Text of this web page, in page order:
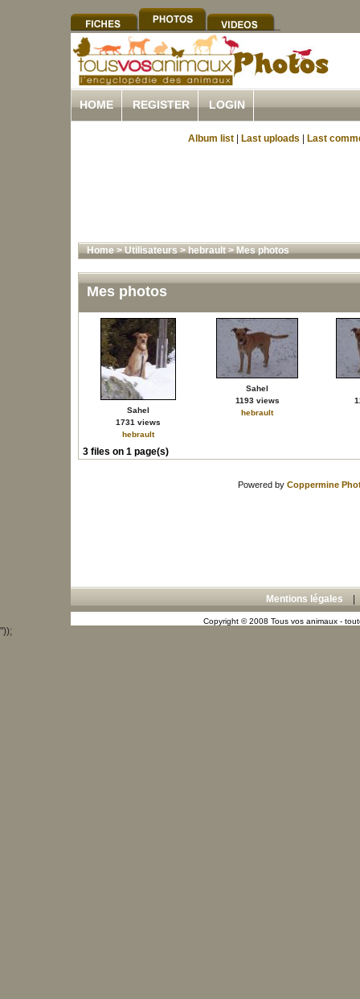
HOME REGISTER LOGIN
Album list Last uploads Last
Home>Utilisateurs>hebrault>Mes photos
Mes photos
Sahel
1731 views
hebrault
Sahel
1193 views
hebrault
3 files on 1 page(s)
Powered by Coppermine
Mentions légales
Copyright © 2008 Tous vos animaux -
"));